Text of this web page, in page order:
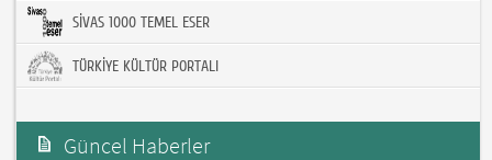
SİVAS 1000 TEMEL ESER
TÜRKİYE KÜLTÜR PORTALI
Güncel Haberler